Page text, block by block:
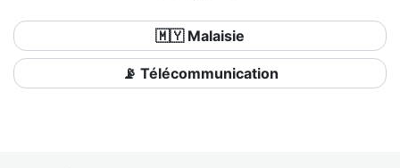
🇲🇾 Malaisie
📡 Télécommunication